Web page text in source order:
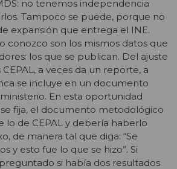
no tenemos independencia
Tampoco se puede, porque no
expansión que entrega el INE.
conozco son los mismos datos que
los que se publican. Del ajuste
a veces da un reporte, a
se incluye en un documento
En esta oportunidad
fija, el documento metodológico
lo de CEPAL y debería haberlo
de manera tal que diga: “Se
y esto fue lo que se hizo”. Si
si había dos resultados